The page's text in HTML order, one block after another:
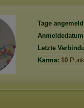
Tage
Letzte
Karma: 10